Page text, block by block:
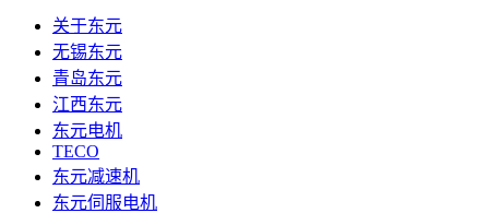
关于东元
无锡东元
青岛东元
江西东元
东元电机
TECO
东元减速机
东元伺服电机